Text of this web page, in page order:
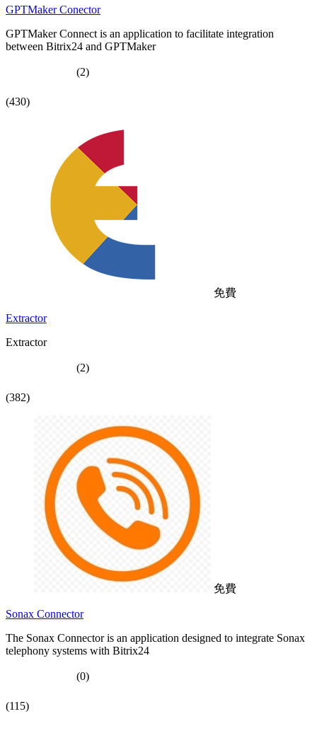
GPTMaker Conector
GPTMaker Connect is an application to facilitate integration
between Bitrix24 and GPTMaker
(2)
(430)
免費
Extractor
Extractor
(2)
(382)
免費
Sonax Connector
The Sonax Connector is an application designed to integrate Sonax
telephony systems with Bitrix24
(0)
(115)